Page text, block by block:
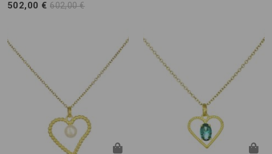
502,00 €602,00 €